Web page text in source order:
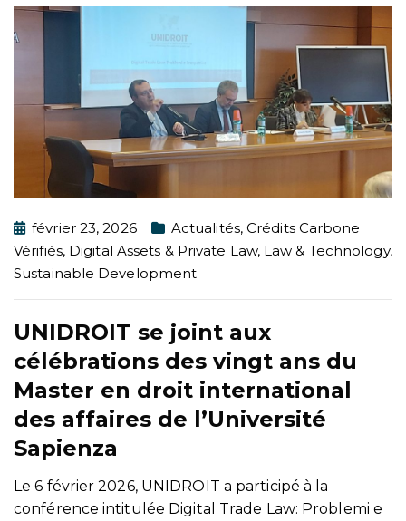
février 23, 2026 Actualités,Crédits Carbone
Vérifiés, Digital Assets & Private Law, Law & Technology,
Sustainable Development
UNIDROIT se joint aux
célébrations des vingt ans du
Master en droit international
des affaires de l’Université
Sapienza
Le 6 février 2026, UNIDROIT a participé à la
conférence intitulée Digital Trade Law: Problemi e